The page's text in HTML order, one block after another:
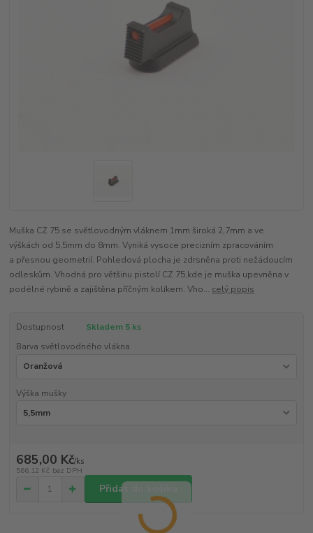
Muška CZ 75 se světlovodným vláknem 1mm široká 2,7mm a ve
výškách od 5,5mm do 8mm. Vyniká vysoce precizním zpracováním
a přesnou geometrií. Pohledová plocha je zdrsněna proti nežádoucím
odleskům. Vhodná pro většinu pistolí CZ 75,kde je muška upevněna v
podélné rybině a zajištěna příčným kolíkem. Vho... celý popis
Dostupnost
Skladem 5 ks
Barva světlovodného vlákna
Výška mušky
685,00 Kč/ks
566,12 Kč bez DPH
Přidat do košíku